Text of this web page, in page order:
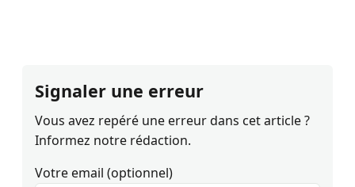
Signaler une erreur
Vous avez repéré une erreur dans cet article ?
Informez notre rédaction.
Votre email (optionnel)